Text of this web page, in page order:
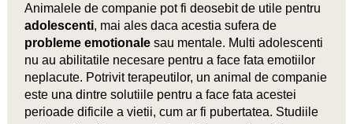
Animalele de companie pot fi deosebit de utile pentru
adolescenti, mai ales daca acestia sufera de
probleme emotionalesau mentale. Multi adolescenti
nu au abilitatile necesare pentru a face fata emotiilor
neplacute. Potrivit terapeutilor, un animal de companie
este una dintre solutiile pentru a face fata acestei
perioade dificile a vietii, cum ar fi pubertatea. Studiile